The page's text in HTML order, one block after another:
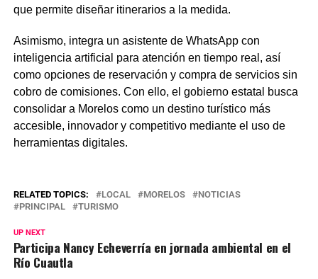
que permite diseñar itinerarios a la medida.
Asimismo, integra un asistente de WhatsApp con
inteligencia artificial para atención en tiempo real, así
como opciones de reservación y compra de servicios sin
cobro de comisiones. Con ello, el gobierno estatal busca
consolidar a Morelos como un destino turístico más
accesible, innovador y competitivo mediante el uso de
herramientas digitales.
RELATED TOPICS: LOCAL MORELOS
NOTICIAS
PRINCIPAL
TURISMO
UP NEXT
Participa Nancy Echeverría en jornada ambiental en el
Río Cuautla